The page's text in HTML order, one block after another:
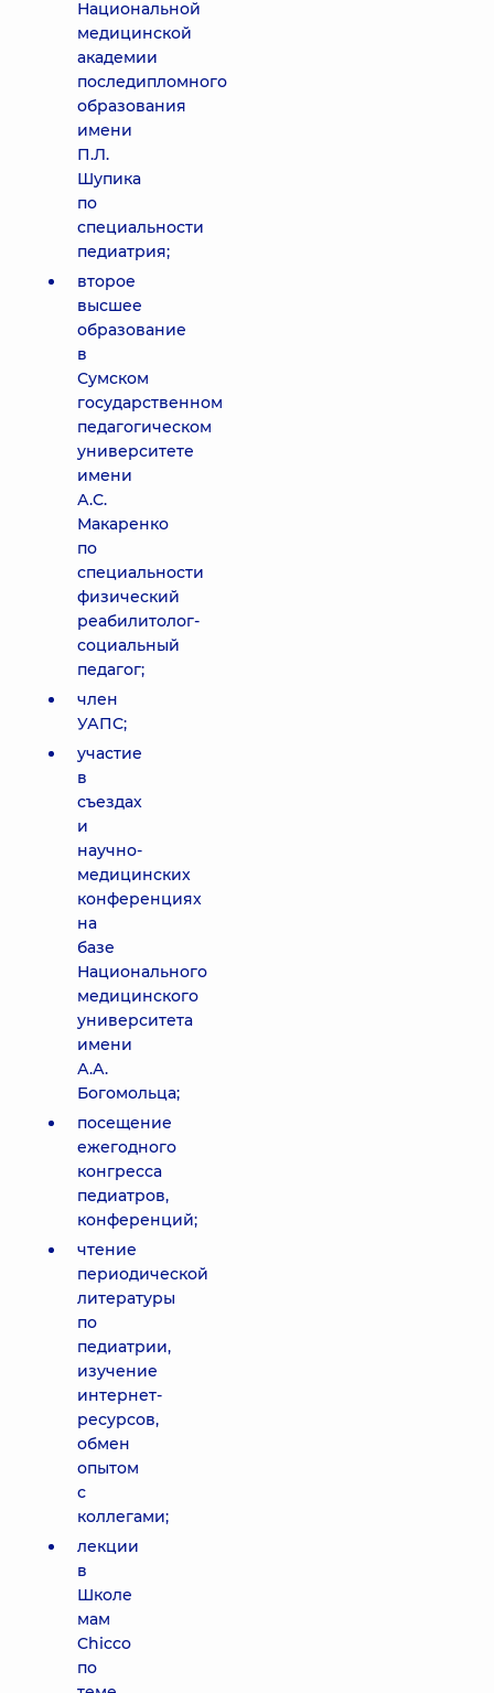
Национальной
медицинской
академии
последипломного
образования
имени
П.Л.
Шупика
по
специальности
педиатрия;
второе
высшее
образование
в
Сумском
государственном
педагогическом
университете
имени
А.С.
Макаренко
по
специальности
физический
реабилитолог-
социальный
педагог;
член
УАПС;
участие
в
съездах
и
научно-
медицинских
конференциях
на
базе
Национального
медицинского
университета
имени
А.А.
Богомольца;
посещение
ежегодного
конгресса
педиатров,
конференций;
чтение
периодической
литературы
по
педиатрии,
изучение
интернет-
ресурсов,
обмен
опытом
с
коллегами;
лекции
в
Школе
мам
Chicco
по